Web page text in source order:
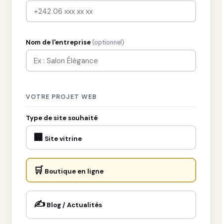
Nom de l'entreprise (optionnel)
VOTRE PROJET WEB
Type de site souhaité
🏢 Site vitrine
🛒 Boutique en ligne
✍️Blog / Actualités